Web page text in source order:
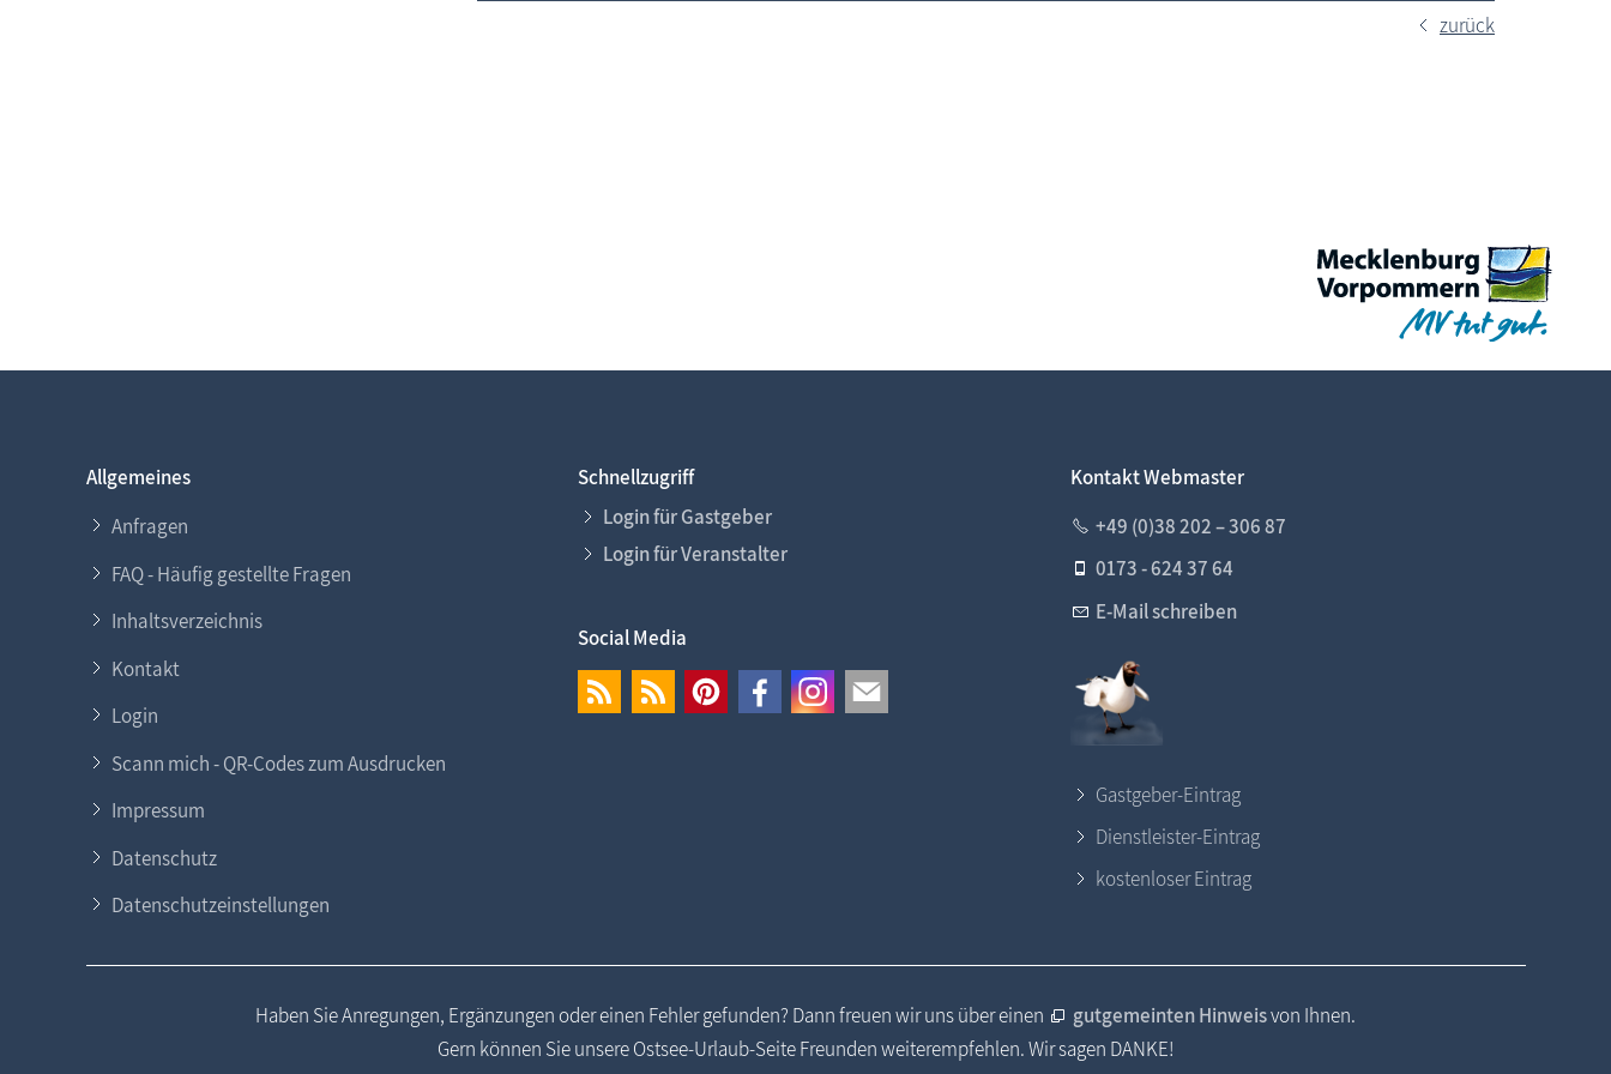
zurück
Allgemeines
Anfragen
FAQ - Häufig gestellte Fragen
Inhaltsverzeichnis
Kontakt
Login
Scann mich - QR-Codes zum Ausdrucken
Impressum
Datenschutz
Datenschutzeinstellungen
Schnellzugriff
Login für Gastgeber
Login für Veranstalter
Social Media
Kontakt Webmaster
+49 (0)38 202 – 306 87
0173 - 624 37 64
E-Mail schreiben
Gastgeber-Eintrag
Dienstleister-Eintrag
kostenloser Eintrag
Haben Sie Anregungen, Ergänzungen oder einen Fehler gefunden? Dann freuen wir uns über einen gutgemeinten Hinweisvon Ihnen.
Gern können Sie unsere Ostsee-Urlaub-Seite Freunden weiterempfehlen. Wir sagen DANKE!